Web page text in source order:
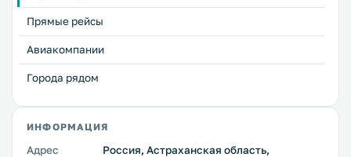
Прямые рейсы
Авиакомпании
Города рядом
ИНФОРМАЦИЯ
Адрес
Россия, Астраханская область,